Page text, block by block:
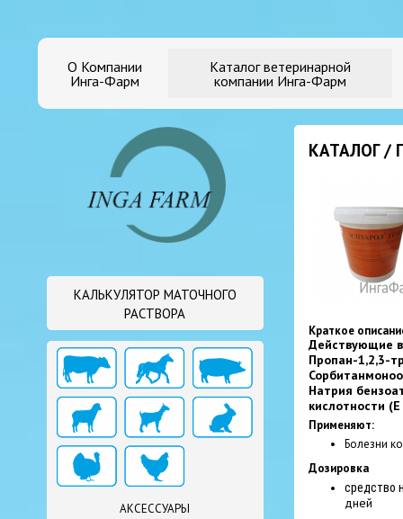
О Компании
Инга-Фарм
Каталог ветеринарной
компании Инга-Фарм
КАЛЬКУЛЯТОР МАТОЧНОГО
РАСТВОРА
АКСЕССУАРЫ
КАТАЛОГ /
Краткое
Действующие
Пропан-1,2,3-
Натрия
кислотности
Применяют:
Болезни
Дозировка
средство
дней